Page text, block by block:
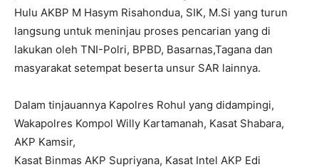
Hulu AKBP M Hasym Risahondua, SIK, M.Si yang turun
langsung untuk meninjau proses pencarian yang di
lakukan oleh TNI-Polri, BPBD, Basarnas,‎Tagana dan
masyarakat setempat beserta unsur SAR lainnya.
Dalam tinjauannya Kapolres Rohul yang didampingi,
Wakapolres Kompol Willy Kartamanah, Kasat Shabara,
AKP Kamsir,
Kasat Binmas AKP Supriyana, Kasat Intel AKP Edi